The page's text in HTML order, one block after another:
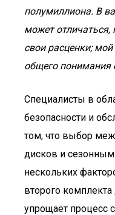
полумиллиона. В
может отличаться,
свои расценки;
общего понимания
Специалисты в
безопасности и
том, что выбор
дисков и
нескольких
второго
упрощает процесс